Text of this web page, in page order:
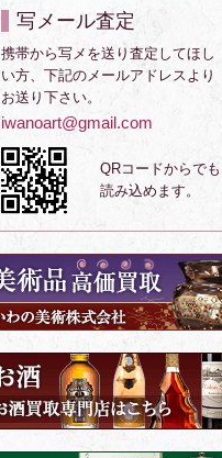
写メール査定
携帯から写メを送り査定してほし
い方、下記のメールアドレスより
お送り下さい。
iwanoart@gmail.com
QRコードからでも
読み込めます。